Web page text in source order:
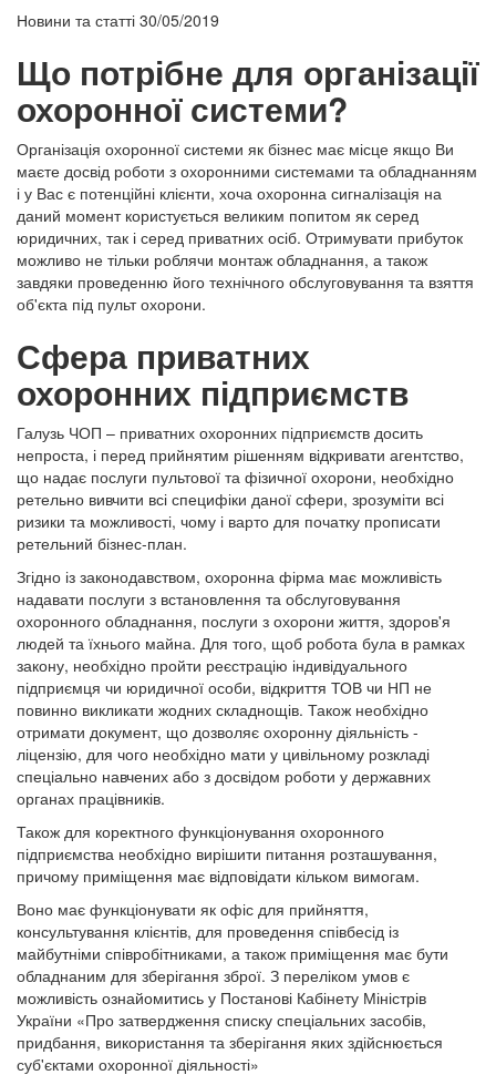
Новини та статті 30/05/2019
Що потрібне для організації
охоронної системи?
Організація охоронної системи як бізнес має місце якщо Ви
маєте досвід роботи з охоронними системами та обладнанням
і у Вас є потенційні клієнти, хоча охоронна сигналізація на
даний момент користується великим попитом як серед
юридичних, так і серед приватних осіб. Отримувати прибуток
можливо не тільки роблячи монтаж обладнання, а також
завдяки проведенню його технічного обслуговування та взяття
об'єкта під пульт охорони.
Сфера приватних
охоронних підприємств
Галузь ЧОП – приватних охоронних підприємств досить
непроста, і перед прийнятим рішенням відкривати агентство,
що надає послуги пультової та фізичної охорони, необхідно
ретельно вивчити всі специфіки даної сфери, зрозуміти всі
ризики та можливості, чому і варто для початку прописати
ретельний бізнес-план.
Згідно із законодавством, охоронна фірма має можливість
надавати послуги з встановлення та обслуговування
охоронного обладнання, послуги з охорони життя, здоров'я
людей та їхнього майна. Для того, щоб робота була в рамках
закону, необхідно пройти реєстрацію індивідуального
підприємця чи юридичної особи, відкриття ТОВ чи НП не
повинно викликати жодних складнощів. Також необхідно
отримати документ, що дозволяє охоронну діяльність -
ліцензію, для чого необхідно мати у цивільному розкладі
спеціально навчених або з досвідом роботи у державних
органах працівників.
Також для коректного функціонування охоронного
підприємства необхідно вирішити питання розташування,
причому приміщення має відповідати кільком вимогам.
Воно має функціонувати як офіс для прийняття,
консультування клієнтів, для проведення співбесід із
майбутніми співробітниками, а також приміщення має бути
обладнаним для зберігання зброї. З переліком умов є
можливість ознайомитись у Постанові Кабінету Міністрів
України «Про затвердження списку спеціальних засобів,
придбання, використання та зберігання яких здійснюється
суб'єктами охоронної діяльності»